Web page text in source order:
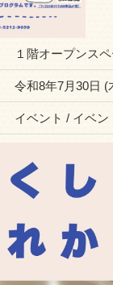
１階オープンス
令和8年7月30日
イベント / イベン